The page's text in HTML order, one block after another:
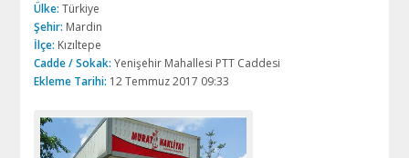
Ülke: Türkiye
Şehir: Mardin
İlçe: Kızıltepe
Cadde / Sokak: Yenişehir Mahallesi PTT Caddesi
Ekleme Tarihi: 12 Temmuz 2017 09:33